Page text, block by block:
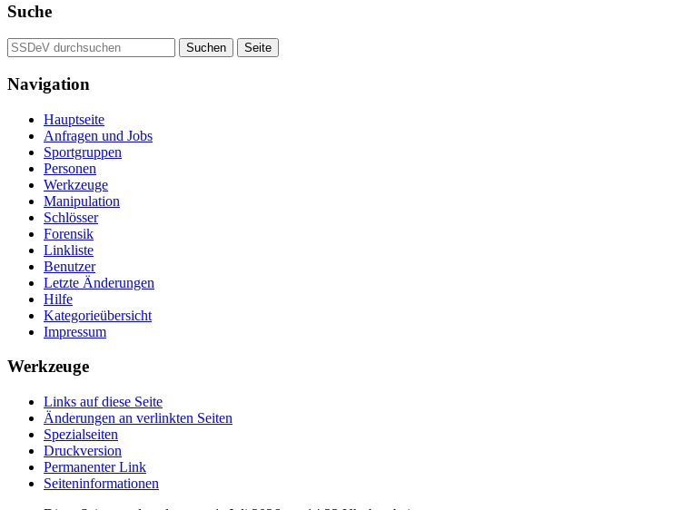
Suche
Navigation
Hauptseite
Anfragen und Jobs
Sportgruppen
Personen
Werkzeuge
Manipulation
Schlösser
Forensik
Linkliste
Benutzer
Letzte Änderungen
Hilfe
Kategorieübersicht
Impressum
Werkzeuge
Links auf diese Seite
Änderungen an verlinkten Seiten
Spezialseiten
Druckversion
Permanenter Link
Seiten­informationen